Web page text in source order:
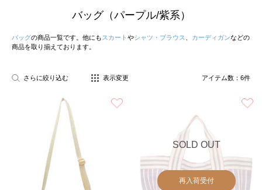
バッグ（パープル/紫系）
バッグの商品一覧です。他にも スカート やシャツ・ブラウス カーディガンなどの
商品を取り揃えております。
さらに絞り込む 表示変更 アイテム数： 6件
SOLD OUT
再入荷受付